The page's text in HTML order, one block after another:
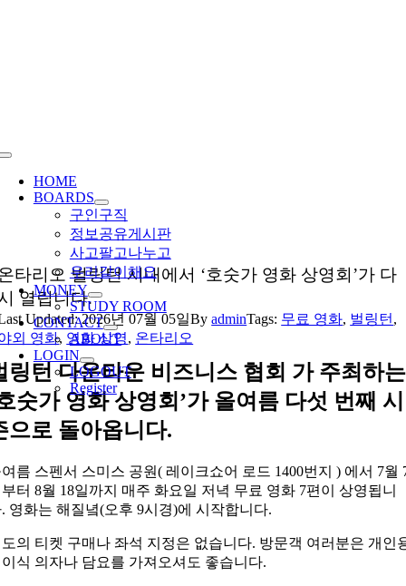
Toggle
Navigation
HOME
BOARDS
구인구직
정보공유게시판
사고팔고나누고
우리같이해요
MONEY
STUDY ROOM
CONTACT
ABOUT
LOGIN
LOGOUT
Register
타리오 벌링턴 시내에서 ‘호숫가 영화 상영회’가 다
열립니다.
Updated: 2026년 07월 05일ByadminTags: 무료 영화, 벌링턴 ,
외 영화, 영화 상영, 온타리오
링턴 다운타운 비즈니스 협회 가 주최하는
숫가 영화 상영회’가 올여름 다섯 번째 시
으로 돌아옵니다.
름 스펜서 스미스 공원( 레이크쇼어 로드 1400번지 ) 에서 7월
터 8월 18일까지 매주 화요일 저녁 무료 영화 7편이 상영됩니
영화는 해질녘(오후 9시경)에 시작합니다.
의 티켓 구매나 좌석 지정은 없습니다. 방문객 여러분은 개인
식 의자나 담요를 가져오셔도 좋습니다.